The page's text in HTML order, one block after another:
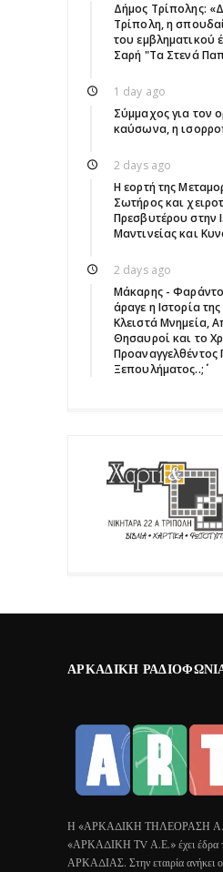
Δήμος Τρίπολης:
Τρίπολη, η
του εμβληματικού
Σαρή "Τα Στενά
1 day ago
Σύμμαχος για τον
καύσωνα, η
2 days ago
Η εορτή της
Σωτήρος και
Πρεσβυτέρου στην
Μαντινείας και
2 days ago
Μάκαρης -
άραγε η Ιστορία
Κλειστά Μνημεία,
Θησαυροί και το
Προαναγγελθέντος
Ξεπουλήματος..;΄΄
ΑΡΚΑΔΙΚΉ
Η «ΑΡΚΑΔΙΚΗ ΤΗΛΕΟΡΑΣΗ Α.Ε»
«ΑΡΚΑΔΙΚΗ ΤV Α.Ε.» έχει έδρα
ΑΡΚΑΔΙΑΣ. Στην εταιρία ανήκει ο